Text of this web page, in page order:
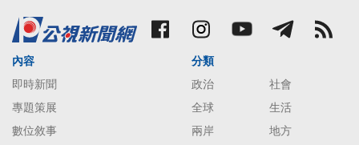
內容
即時新聞
專題策展
數位敘事
分類
政治
社會
全球
生活
兩岸
地方